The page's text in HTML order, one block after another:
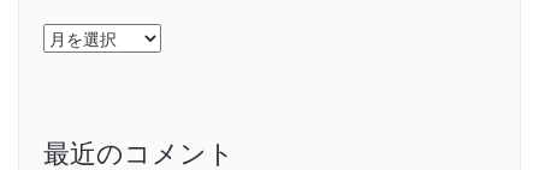
ア
ー
最近のコメント